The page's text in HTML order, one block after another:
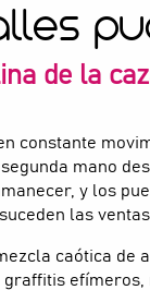
de la
constante
mano
y los
las
caótica de
graffitis efímeros,